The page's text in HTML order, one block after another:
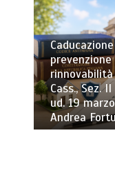
Cass., Sez.
ud. 19
Andrea